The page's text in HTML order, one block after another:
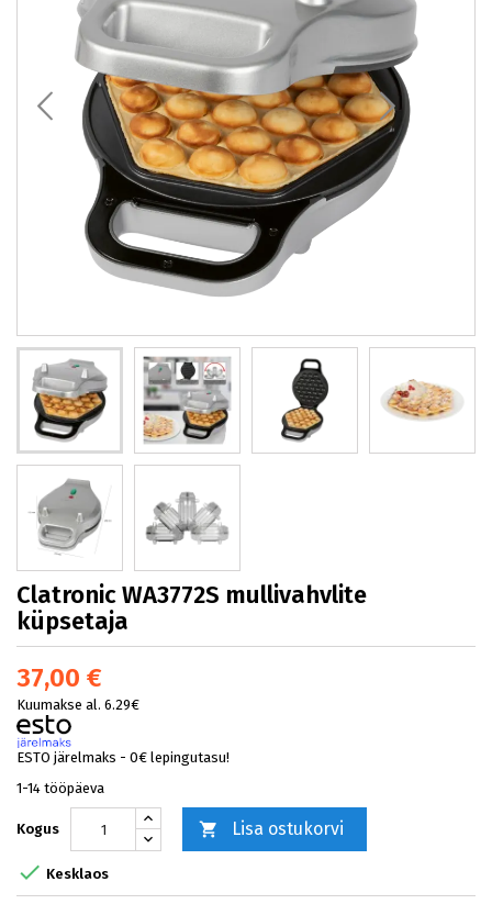
Clatronic WA3772S mullivahvlite
küpsetaja
37,00 €
Kuumakse al. 6.29€
ESTO järelmaks - 0€ lepingutasu!
1-14 tööpäeva
Kogus  Lisa ostukorvi
 Kesklaos